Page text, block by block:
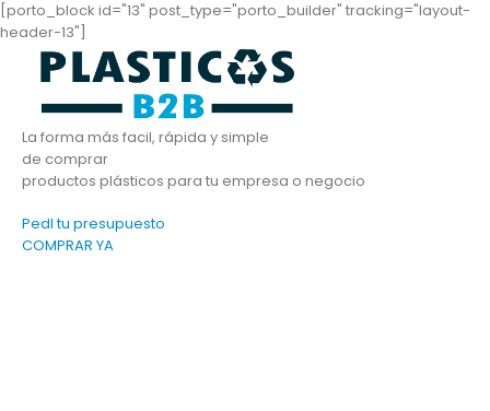
[porto_block id="13" post_type="porto_builder" tracking="layout-
header-13"]
La forma más facil, rápida y simple
de comprar
productos plásticos para tu empresa o negocio
PedI tu presupuesto
COMPRAR YA